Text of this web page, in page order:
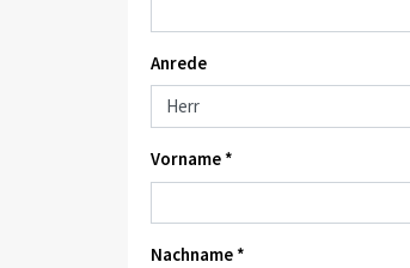
Anrede
Vorname *
Nachname *